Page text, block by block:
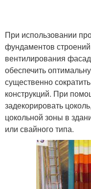
При использовании
фундаментов
вентилирования
обеспечить
существенно
конструкций. При
задекорировать
цокольной зоны в
или свайного типа.